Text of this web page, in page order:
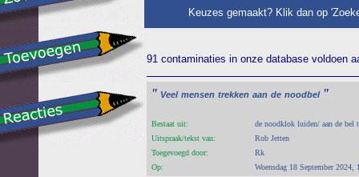
Keuzes gemaakt? Klik dan op
91 contaminaties in onze database voldoen
" Veel mensen trekken aan de noodbel "
Bestaat uit:
de noodklok luiden/ aan de bel
Uitspraak/tekst van:
Rob Jetten
Toegevoegd door:
Rk
Op:
Woensdag 18 September 2024,